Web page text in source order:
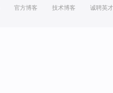
官方博客 技术博客 诚聘英才